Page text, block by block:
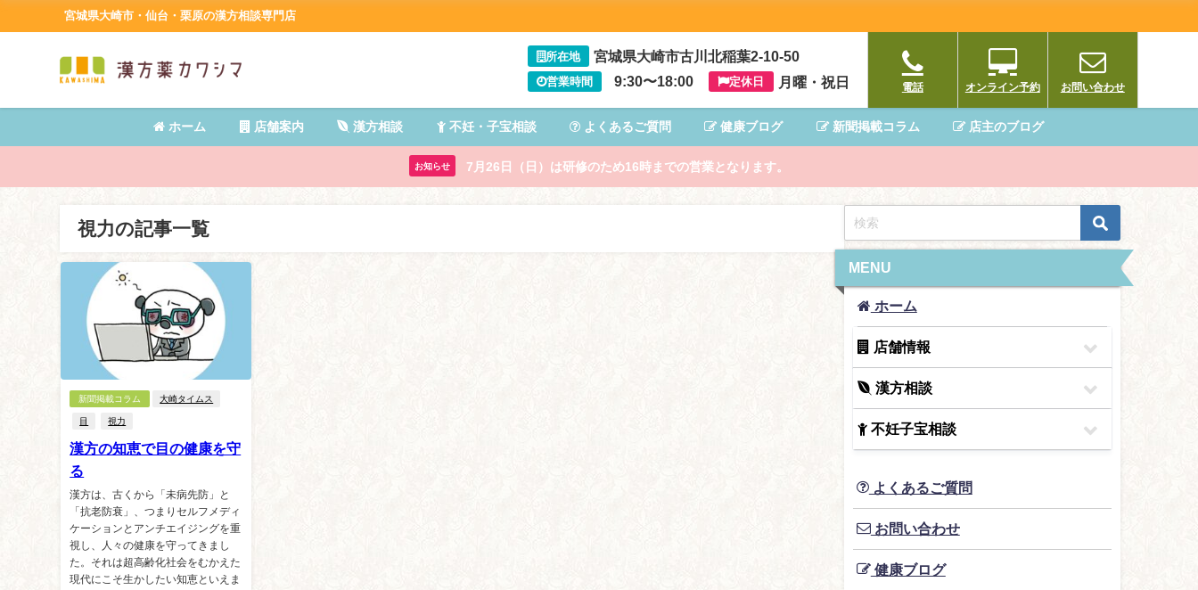
宮城県大崎市・仙台・栗原の漢方相談専門店
所在地 宮城県大崎市古川北稲葉2-10-50
営業時間 9:30〜18:00 定休日 月曜・祝日 電話 オンライン予約 お問い合わせ
ホーム 店舗案内 漢方相談 不妊・子宝相談 よくあるご質問 健康ブログ 新聞掲載コラム 店主のブログ
お知らせ 7月26日（日）は研修のため16時までの営業となります。
視力の記事一覧
新聞掲載コラム 大崎タイムス
目 視力
漢方の知恵で目の健康を守
る
漢方は、古くから「未病先防」と
「抗老防衰」、つまりセルフメディ
ケーションとアンチエイジングを重
視し、人々の健康を守ってきまし
た。それは超高齢化社会をむかえた
現代にこそ生かしたい知恵といえま
MENU
ホーム
店舗情報
漢方相談
不妊子宝相談
よくあるご質問
お問い合わせ
健康ブログ